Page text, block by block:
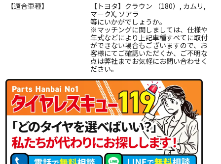
【適合車種】
【トヨタ】クラウン （180）, カムリ,
マークX, ソアラ
等にいかがでしょうか。
※マッチングに関しましては、仕様や
年式などにより上記車種すべてに取付
ができない場合もございますので、お
客様にてご確認いただくか、ご不明な
点は弊社までお気軽にお問い合わせく
ださい。